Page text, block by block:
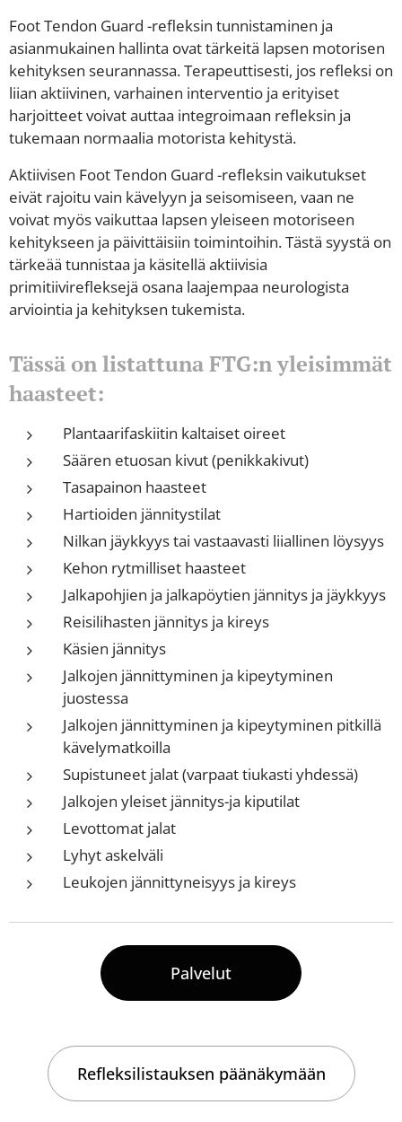
Foot Tendon Guard -refleksin tunnistaminen ja
asianmukainen hallinta ovat tärkeitä lapsen motorisen
kehityksen seurannassa. Terapeuttisesti, jos refleksi on
liian aktiivinen, varhainen interventio ja erityiset
harjoitteet voivat auttaa integroimaan refleksin ja
tukemaan normaalia motorista kehitystä.
Aktiivisen Foot Tendon Guard -refleksin vaikutukset
eivät rajoitu vain kävelyyn ja seisomiseen, vaan ne
voivat myös vaikuttaa lapsen yleiseen motoriseen
kehitykseen ja päivittäisiin toimintoihin. Tästä syystä on
tärkeää tunnistaa ja käsitellä aktiivisia
primitiivirefleksejä osana laajempaa neurologista
arviointia ja kehityksen tukemista.
Tässä on listattuna FTG:n yleisimmät
haasteet:
Plantaarifaskiitin kaltaiset oireet
Säären etuosan kivut (penikkakivut)
Tasapainon haasteet
Hartioiden jännitystilat
Nilkan jäykkyys tai vastaavasti liiallinen löysyys
Kehon rytmilliset haasteet
Jalkapohjien ja jalkapöytien jännitys ja jäykkyys
Reisilihasten jännitys ja kireys
Käsien jännitys
Jalkojen jännittyminen ja kipeytyminen
juostessa
Jalkojen jännittyminen ja kipeytyminen pitkillä
kävelymatkoilla
Supistuneet jalat (varpaat tiukasti yhdessä)
Jalkojen yleiset jännitys-ja kiputilat
Levottomat jalat
Lyhyt askelväli
Leukojen jännittyneisyys ja kireys
Palvelut
Refleksilistauksen päänäkymään